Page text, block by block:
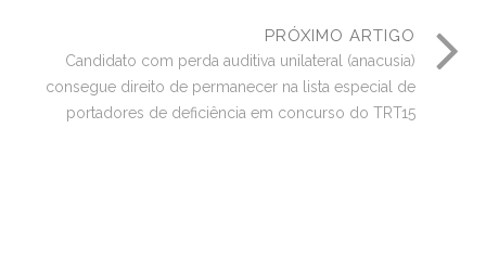
PRÓXIMO ARTIGO
Candidato com perda auditiva unilateral (anacusia)
consegue direito de permanecer na lista especial de
portadores de deficiência em concurso do TRT15